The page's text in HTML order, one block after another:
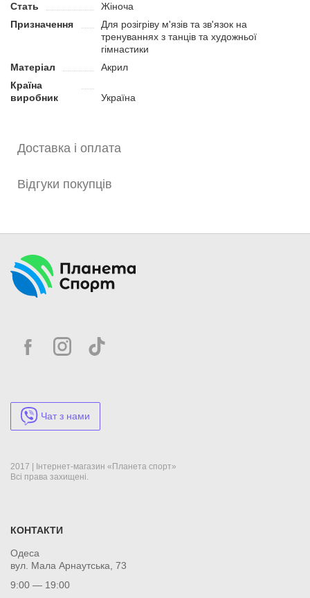
Використання спеціальної екіпіровки знижує ризик розтягнень,
вивихів та інших спортивних травм. Використовувати гетри
можна під час занять танцями, хореографією, гімнастикою або
Переваги:
Не потрібно вибирати за розміром.
Стать
Жіноча
Призначення
Для розігріву м'язів та зв'язок на
тренуваннях з танців та художньої
гімнастики
Матеріал
Акрил
Країна
виробник
Україна
Доставка і оплата
Відгуки покупців
Чат з нами
2017 | Інтернет-магазин «Планета спорт»
Всі права захищені.
КОНТАКТИ
Одеса
вул. Мала Арнаутська, 73
9:00 — 19:00